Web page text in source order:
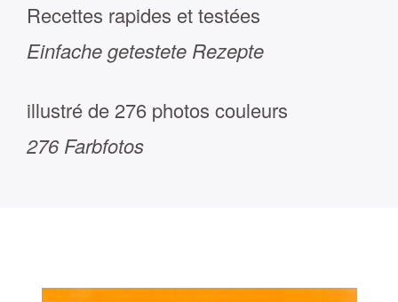
Recettes rapides et testées
Einfache getestete Rezepte
illustré de 276 photos couleurs
276 Farbfotos